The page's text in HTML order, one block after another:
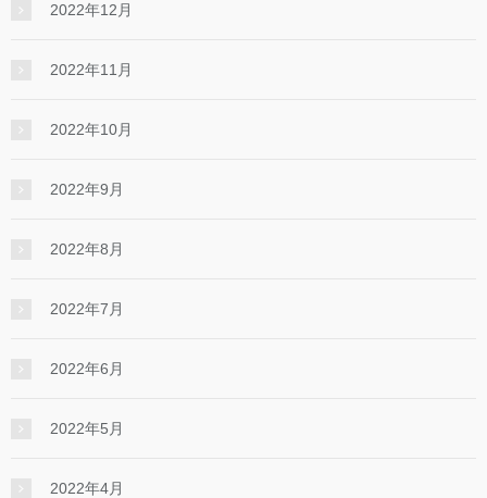
2022年12月
2022年11月
2022年10月
2022年9月
2022年8月
2022年7月
2022年6月
2022年5月
2022年4月